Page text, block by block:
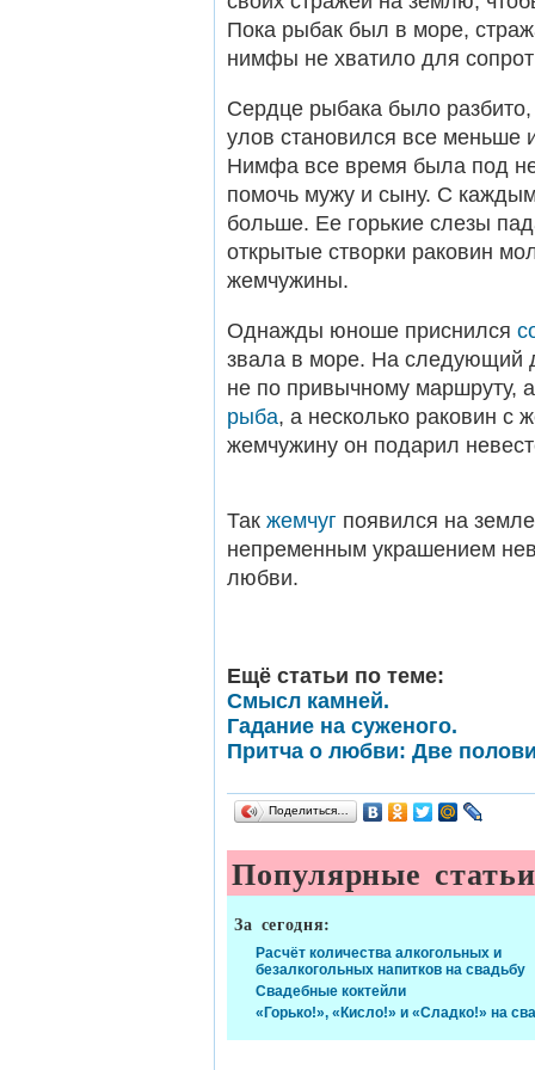
Пока рыбак был в море,
нимфы не хватило для
Сердце рыбака было
улов становился все
Нимфа все время была под
помочь мужу и сыну. С
больше. Ее горькие слезы
открытые створки раковин
жемчужины.
Однажды юноше приснился
звала в море. На следующий
не по привычному маршруту,
рыба, а несколько раковин
жемчужину он подарил
Так жемчуг появился на
непременным украшением
любви.
Ещё статьи по теме:
Смысл камней.
Гадание на суженого.
Притча о любви: Две
Поделиться…
Популярные статьи
За сегодня:
Расчёт количества алкогольных и
безалкогольных напитков на свадьбу
Свадебные коктейли
«Горько!», «Кисло!» и «Сладко!» на